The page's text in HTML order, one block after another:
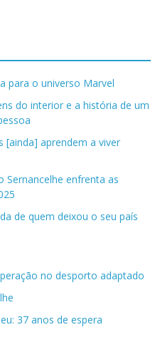
para o universo Marvel
do interior e a história de um
[ainda] aprendem a viver
Sernancelhe enfrenta as
de quem deixou o seu país
no desporto adaptado
37 anos de espera